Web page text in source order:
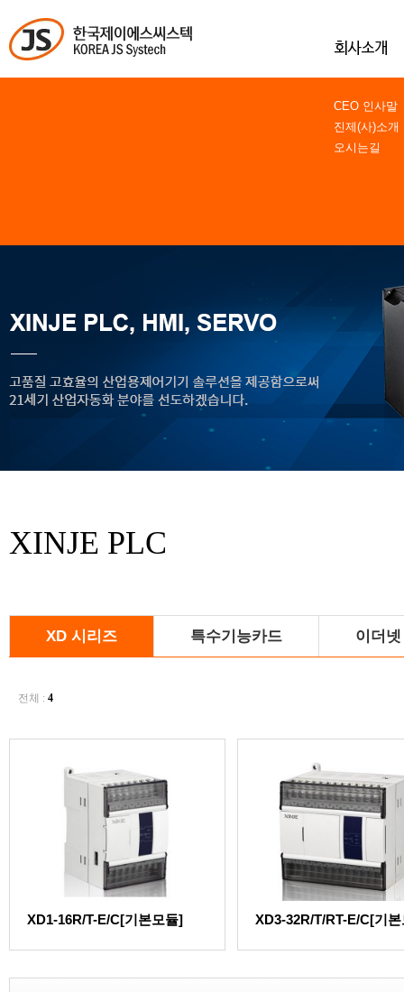
CEO 인사말
진제(사)소개
오시는길
XINJE PLC
XD 시리즈 특수기능카드 이더넷
전체 : 4
XD1-16R/T-E/C[기본모듈] XD3-32R/T/RT-E/C[기